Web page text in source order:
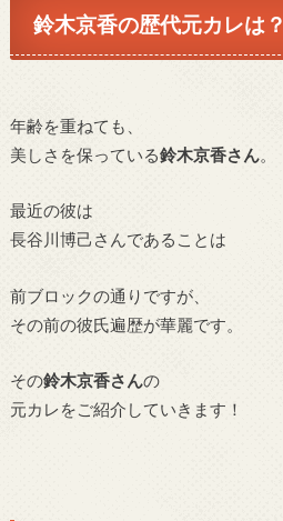
鈴木京香の歴代元カレは？
年齢を重ねても、
美しさを保っている鈴木京香さん
最近の彼は
長谷川博己さんであることは
前ブロックの通りですが、
その前の彼氏遍歴が華麗です。
その鈴木京香さんの
元カレをご紹介していきます！